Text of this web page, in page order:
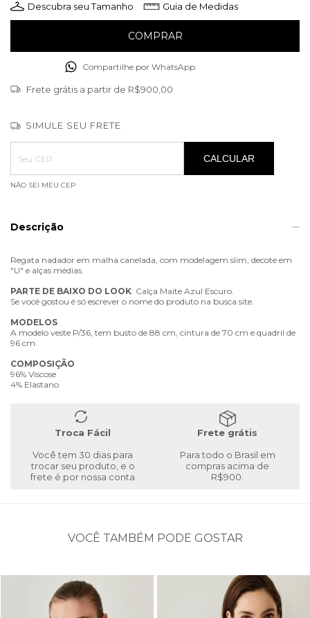
Descubra seu Tamanho Guia de Medidas
Compartilhe por WhatsApp
Frete grátis a partir de R$900,00
SIMULE SEU FRETE
Entregas para o CEP:
ALTERAR CEP
CALCULAR
NÃO SEI MEU CEP
Descrição
Regata nadador em malha canelada, com modelagem slim, decote em
"U" e alças médias.
PARTE DE BAIXO DO LOOK: Calça Maite Azul Escuro.
Se você gostou é só escrever o nome do produto na busca site.
MODELOS
A modelo veste P/36, tem busto de 88 cm, cintura de 70 cm e quadril de
96 cm.
COMPOSIÇÃO
96% Viscose
4% Elastano
Troca Fácil
Você tem 30 dias para
trocar seu produto, e o
frete é por nossa conta
Frete grátis
Para todo o Brasil em
compras acima de
R$900.
VOCÊ TAMBÉM PODE GOSTAR